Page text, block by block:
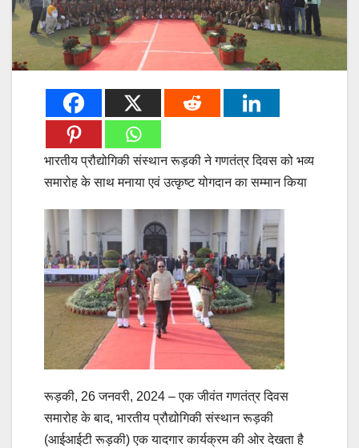
भारतीय प्रौद्योगिकी संस्थान रूड़की ने गणतंत्र दिवस को भव्य
समारोह के साथ मनाया एवं उत्कृष्ट योगदान का सम्मान किया
रूड़की, 26 जनवरी, 2024 – एक जीवंत गणतंत्र दिवस
समारोह के बाद, भारतीय प्रौद्योगिकी संस्थान रूड़की
(आईआईटी रूड़की) एक यादगार कार्यक्रम की ओर देखता है